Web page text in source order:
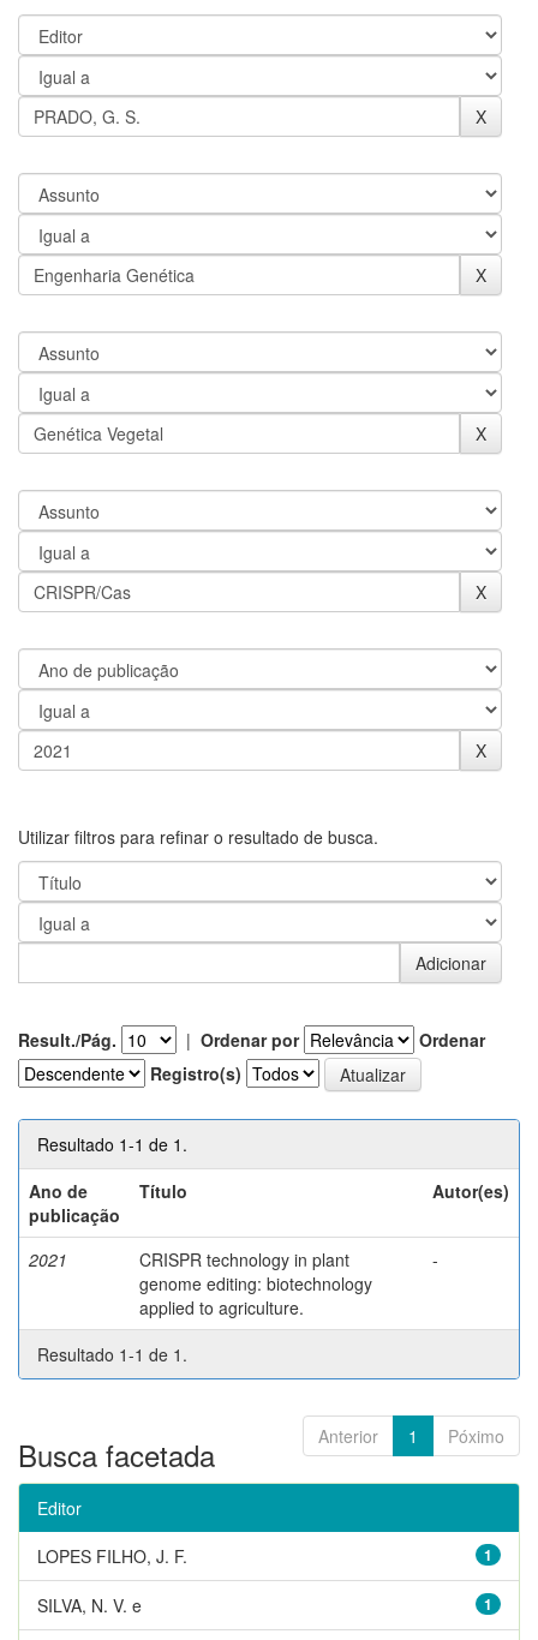
Utilizar filtros para refinar o resultado de busca.
Result./Pág. | Ordenar por
Ordenar
Registro(s)
Resultado 1-1 de 1.
Ano de
publicação
Título Autor(es)
2021
CRISPR technology in plant
genome editing: biotechnology
applied to agriculture.
-
Resultado 1-1 de 1.
Anterior 1 Póximo
Busca facetada
Editor
1
LOPES FILHO, J. F.
1
SILVA, N. V. e